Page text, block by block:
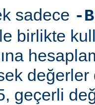
sadece -B
birlikte
geçerli